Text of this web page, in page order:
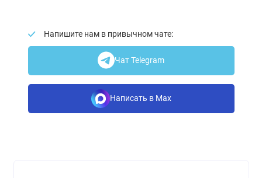
Напишите нам в привычном чате:
Чат Telegram
Написать в Max